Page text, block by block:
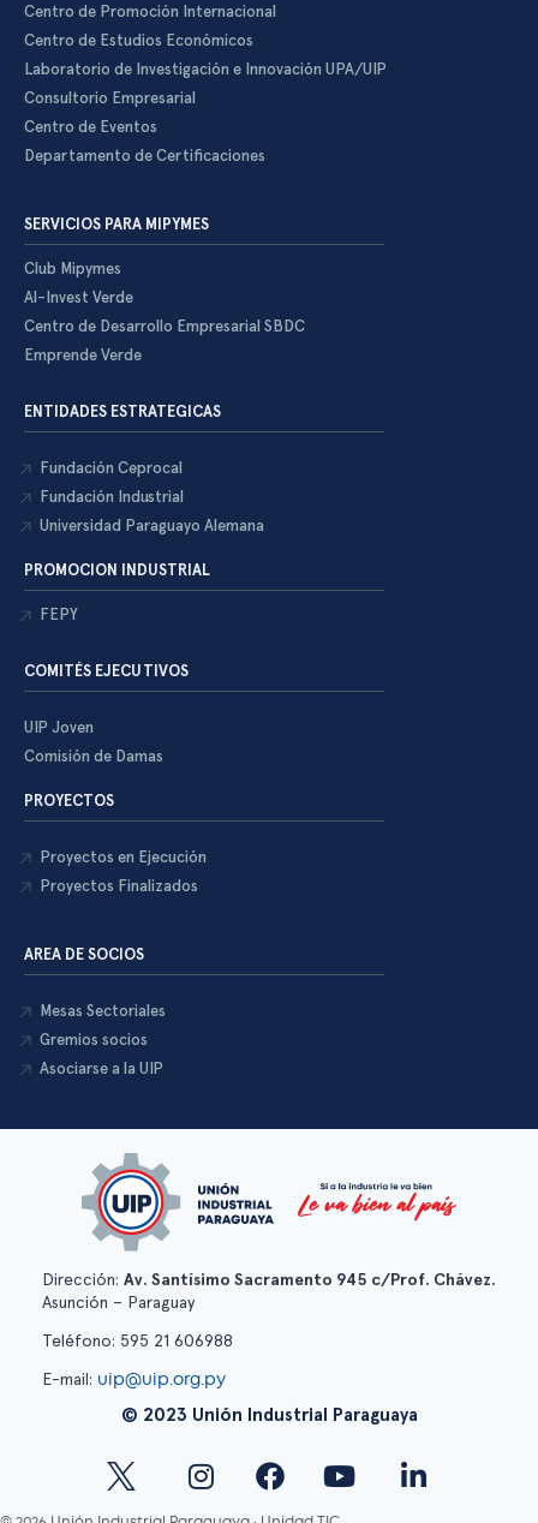
Centro de Promoción Internacional
Centro de Estudios Económicos
Laboratorio de Investigación e Innovación UPA/UIP
Consultorio Empresarial
Centro de Eventos
Departamento de Certificaciones
SERVICIOS PARA MIPYMES
Club Mipymes
Al-Invest Verde
Centro de Desarrollo Empresarial SBDC
Emprende Verde
ENTIDADES ESTRATEGICAS
Fundación Ceprocal
Fundación Industrial
Universidad Paraguayo Alemana
PROMOCION INDUSTRIAL
FEPY
COMITÉS EJECUTIVOS
UIP Joven
Comisión de Damas
PROYECTOS
Proyectos en Ejecución
Proyectos Finalizados
AREA DE SOCIOS
Mesas Sectoriales
Gremios socios
Asociarse a la UIP
Dirección: Av. Santísimo Sacramento 945 c/Prof. Chávez.
Asunción – Paraguay
Teléfono: 595 21 606988
E-mail: uip@uip.org.py
© 2023 Unión Industrial Paraguaya